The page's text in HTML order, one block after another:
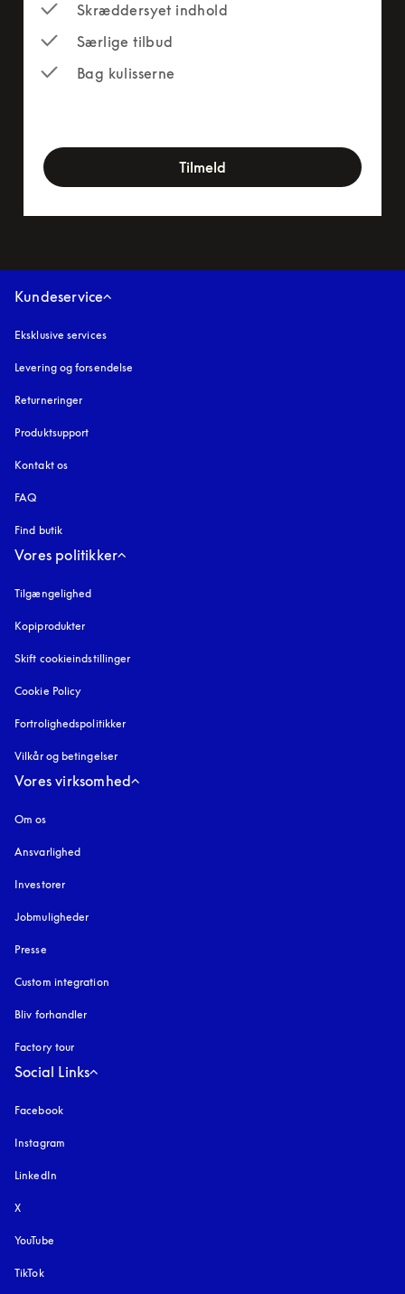
Skræddersyet indhold
Særlige tilbud
Bag kulisserne
Tilmeld
Kundeservice
Eksklusive services
Levering og forsendelse
Returneringer
Produktsupport
Kontakt os
FAQ
Find butik
Vores politikker
Tilgængelighed
Kopiprodukter
Skift cookieindstillinger
Cookie Policy
Fortrolighedspolitikker
Vilkår og betingelser
Vores virksomhed
Om os
Ansvarlighed
Investorer
Jobmuligheder
Presse
Custom integration
Bliv forhandler
Factory tour
Social Links
Facebook
Instagram
LinkedIn
X
YouTube
TikTok